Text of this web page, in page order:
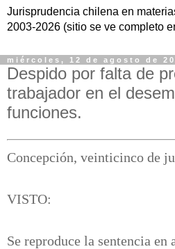
Jurisprudencia chilena en
2003-2026 (sitio se ve completo
miércoles, 12 de agosto de
Despido por falta de
trabajador en el
funciones.
Concepción, veinticinco de
VISTO:
Se reproduce la sentencia en